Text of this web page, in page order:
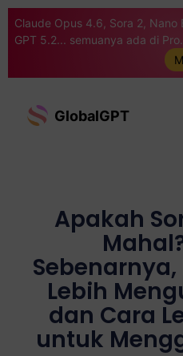
Claude Opus 4.6, Sora 2, Nano
GPT 5.2... semuanya ada di
GlobalGPT
Apakah
Lebih
dan Cara
untuk